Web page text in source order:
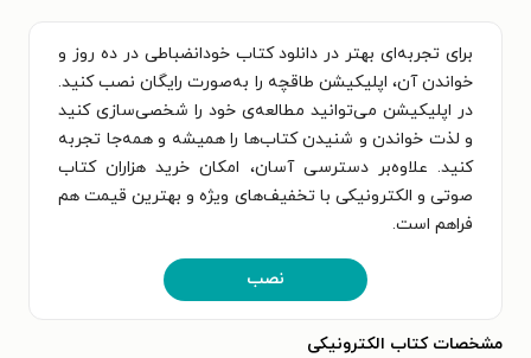
برای تجربه‌ای بهتر در دانلود کتاب خودانضباطی در ده روز و
خواندن آن، اپلیکیشن طاقچه را به‌صورت رایگان نصب کنید.
در اپلیکیشن می‌توانید مطالعه‌ی خود را شخصی‌سازی کنید
و لذت خواندن و شنیدن کتاب‌ها را همیشه و همه‌جا تجربه
کنید. علاوه‌بر دسترسی آسان، امکان خرید هزاران کتاب
صوتی و الکترونیکی با تخفیف‌های ویژه و بهترین قیمت هم
فراهم است.
نصب
مشخصات کتاب الکترونیکی